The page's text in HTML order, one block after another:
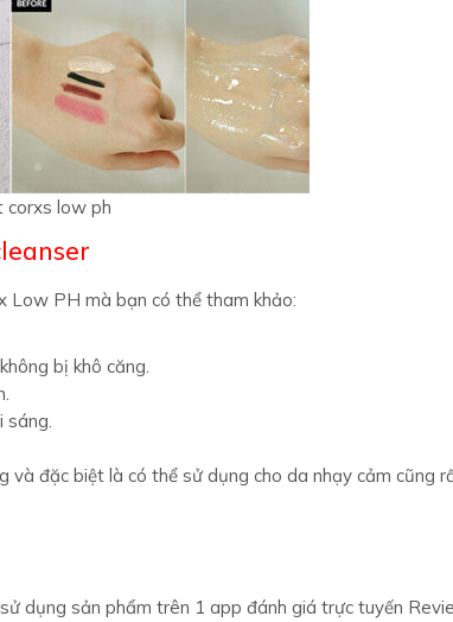
corxs low ph
Low PH mà bạn có thể tham khảo:
bị khô căng.
sáng.
và đặc biệt là có thể sử dụng cho da nhạy cảm cũng
dụng sản phẩm trên 1 app đánh giá trực tuyến